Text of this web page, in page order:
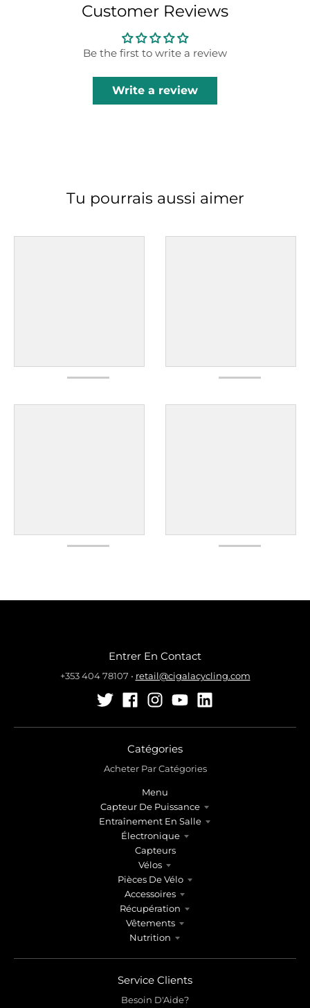
Customer Reviews
Be the first to write a review
Write a review
Tu pourrais aussi aimer
Entrer En Contact
+353 404 78107 • retail@cigalacycling.com
Catégories
Acheter Par Catégories
Menu
Capteur De Puissance
Entraînement En Salle
Électronique
Capteurs
Vélos
Pièces De Vélo
Accessoires
Récupération
Vêtements
Nutrition
Service Clients
Besoin D'Aide?